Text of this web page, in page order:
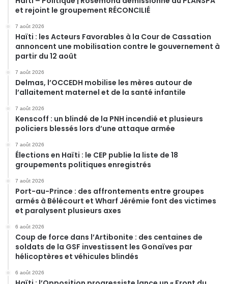
et rejoint le groupement RÉCONCILIÉ
7 août 2026
Haïti : les Acteurs Favorables à la Cour de Cassation
annoncent une mobilisation contre le gouvernement à
partir du 12 août
7 août 2026
Delmas, l’OCCEDH mobilise les mères autour de
l’allaitement maternel et de la santé infantile
7 août 2026
Kenscoff : un blindé de la PNH incendié et plusieurs
policiers blessés lors d’une attaque armée
7 août 2026
Élections en Haïti : le CEP publie la liste de 18
groupements politiques enregistrés
7 août 2026
Port-au-Prince : des affrontements entre groupes
armés à Bélécourt et Wharf Jérémie font des victimes
et paralysent plusieurs axes
6 août 2026
Coup de force dans l’Artibonite : des centaines de
soldats de la GSF investissent les Gonaïves par
hélicoptères et véhicules blindés
6 août 2026